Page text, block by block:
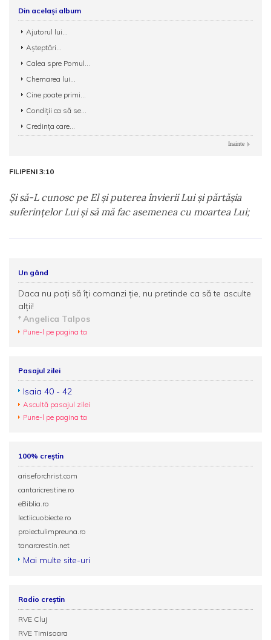
Din același album
Ajutorul lui...
Așteptări...
Calea spre Pomul...
Chemarea lui...
Cine poate primi...
Condiții ca să se...
Credința care...
Inainte
FILIPENI 3:10
Şi să-L cunosc pe El şi puterea învierii Lui şi părtăşia
suferinţelor Lui şi să mă fac asemenea cu moartea Lui;
Un gând
Daca nu poţi să îţi comanzi ţie, nu pretinde ca să te asculte
alţii!
Angelica Talpos
Pune-l pe pagina ta
Pasajul zilei
Isaia 40 - 42
Ascultă pasajul zilei
Pune-l pe pagina ta
100% creștin
ariseforchrist.com
cantaricrestine.ro
eBiblia.ro
lectiicuobiecte.ro
proiectulimpreuna.ro
tanarcrestin.net
Mai multe site-uri
Radio creștin
RVE Cluj
RVE Timisoara